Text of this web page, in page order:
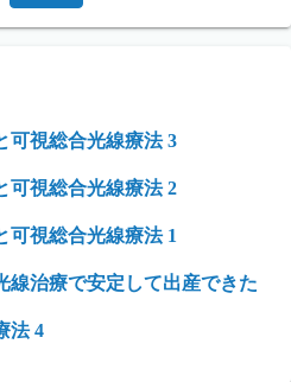
可視総合光線療法 3
可視総合光線療法 2
可視総合光線療法 1
線治療で安定して出産できた
法 4